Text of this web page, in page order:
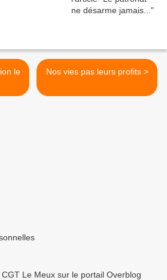
Nos vies pas leurs profits >
Le Meux sur le portail Overblog